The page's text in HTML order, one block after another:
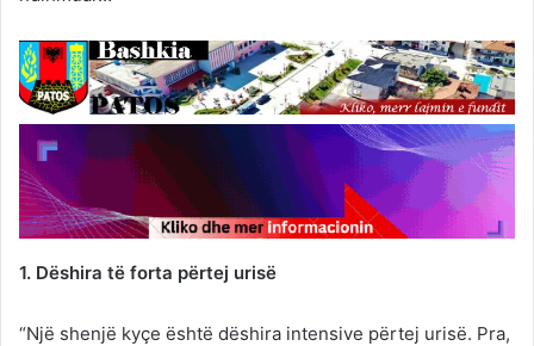
1. Dëshira të forta përtej urisë
“Një shenjë kyçe është dëshira intensive përtej urisë. Pra,